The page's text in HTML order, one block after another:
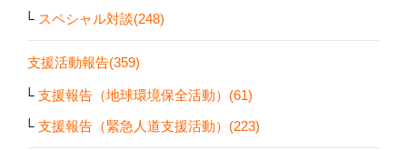
スペシャル対談(248)
支援活動報告(359)
支援報告（地球環境保全活動）(61)
支援報告（緊急人道支援活動）(223)